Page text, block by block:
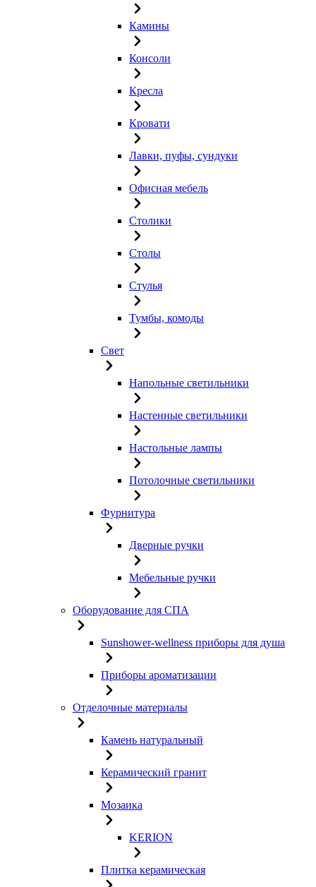
Камины
Консоли
Кресла
Кровати
Лавки, пуфы, сундуки
Офисная мебель
Столики
Столы
Стулья
Тумбы, комоды
Свет
Напольные светильники
Настенные светильники
Настольные лампы
Потолочные светильники
Фурнитура
Дверные ручки
Мебельные ручки
Оборудование для СПА
Sunshower-wellness приборы для душа
Приборы ароматизации
Отделочные материалы
Камень натуральный
Керамический гранит
Мозаика
KERION
Плитка керамическая